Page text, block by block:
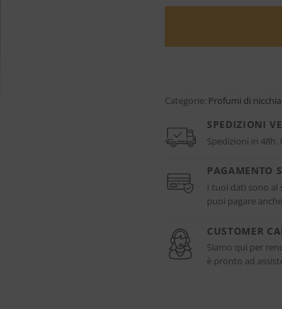
Categorie: Profumi di
SPEDIZIONI
Spedizioni in
PAGAMENTO
I tuoi dati sono al
puoi pagare
CUSTOMER
Siamo qui per
è pronto ad